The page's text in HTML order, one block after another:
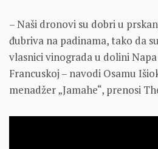
– Naši dronovi su dobri u
đubriva na padinama, tako da
vlasnici vinograda u dolini
Francuskoj – navodi Osamu
menadžer „Jamahe“, prenosi